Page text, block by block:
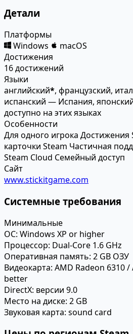
Детали
Платформы
Windows
macOS
Достижения
16 достижений
Языки
английский*, французский,
испанский — Испания,
доступно на этих языках
Особенности
Для одного игрока Достижения
карточки Steam Частичная
Steam Cloud Семейный доступ
Сайт
www.stickitgame.com
Системные требования
Минимальные
ОС: Windows XP or higher
Процессор: Dual-Core 1.6 GHz
Оперативная память: 2 GB ОЗУ
Видеокарта: AMD Radeon 6310 /
better
DirectX: версии 9.0
Место на диске: 2 GB
Звуковая карта: sound card